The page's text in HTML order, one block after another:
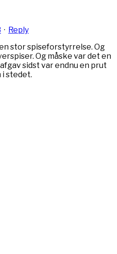
· Reply
stor spiseforstyrrelse. Og
Og måske var det en
sidst var endnu en prut
stedet.